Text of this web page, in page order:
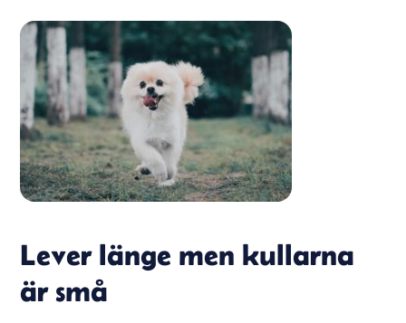
Lever länge men kullarna
är små